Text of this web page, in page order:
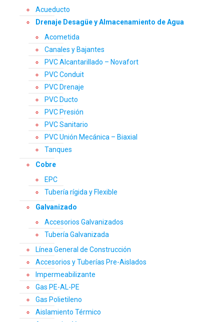
Acueducto
Drenaje Desagüe y Almacenamiento de Agua
Acometida
Canales y Bajantes
PVC Alcantarillado – Novafort
PVC Conduit
PVC Drenaje
PVC Ducto
PVC Presión
PVC Sanitario
PVC Unión Mecánica – Biaxial
Tanques
Cobre
EPC
Tubería rígida y Flexible
Galvanizado
Accesorios Galvanizados
Tubería Galvanizada
Línea General de Construcción
Accesorios y Tuberías Pre-Aislados
Impermeabilizante
Gas PE-AL-PE
Gas Polietileno
Aislamiento Térmico